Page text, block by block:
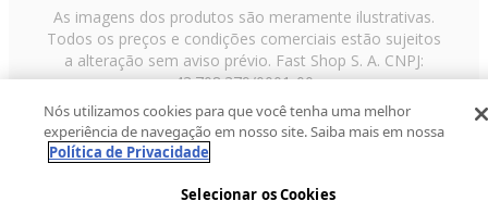
As imagens dos produtos são meramente ilustrativas.
Todos os preços e condições comerciais estão sujeitos
a alteração sem aviso prévio. Fast Shop S. A. CNPJ:
43.708.379/0001-00
Avenida Zaki Narchi, nº 1650, sobreloja, Carandiru, São
Paulo/SP, CEP 02029-001, Telefone: 11 3003-3728 ©
2013 Fast Shop - Todos os direitos reservados
Nós utilizamos cookies para que você tenha uma melhor
experiência de navegação em nosso site. Saiba mais em nossa
Política de Privacidade
Selecionar os Cookies